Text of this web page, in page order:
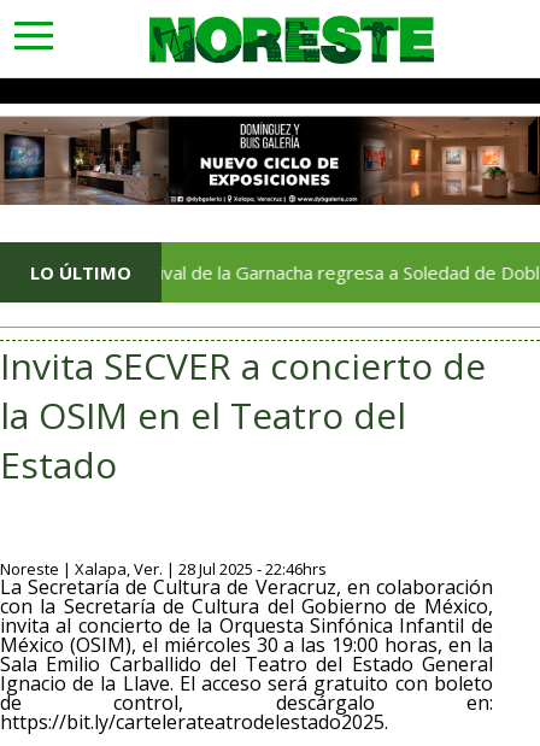
toggle
navigation
LO ÚLTIMO
Festival de la Garnacha regresa a Soledad de Doblado tras
Invita SECVER a concierto de
la OSIM en el Teatro del
Estado
Noreste | Xalapa, Ver. | 28 Jul 2025 - 22:46hrs
La Secretaría de Cultura de Veracruz, en colaboración
con la Secretaría de Cultura del Gobierno de México,
invita al concierto de la Orquesta Sinfónica Infantil de
México (OSIM), el miércoles 30 a las 19:00 horas, en la
Sala Emilio Carballido del Teatro del Estado General
Ignacio de la Llave. El acceso será gratuito con boleto
de control, descárgalo en:
https://bit.ly/cartelerateatrodelestado2025.